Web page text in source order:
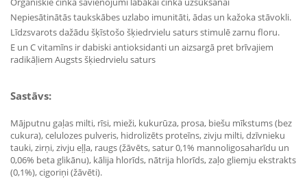
Nepiesātinātās taukskābes uzlabo imunitāti, ādas un kažoka stāvokli.
Līdzsvarots dažādu šķīstošo šķiedrvielu saturs stimulē zarnu floru.
E un C vitamīns ir dabiski antioksidanti un aizsargā pret brīvajiem
radikāļiem Augsts šķiedrvielu saturs
Sastāvs:
Mājputnu gaļas milti, rīsi, mieži, kukurūza, prosa, biešu mīkstums (bez
cukura), celulozes pulveris, hidrolizēts proteīns, zivju milti, dzīvnieku
tauki, zirņi, zivju eļļa, raugs (žāvēts, satur 0,1% mannoligosaharīdu un
0,06% beta glikānu), kālija hlorīds, nātrija hlorīds, zaļo gliemju ekstrakts
(0,1%), cigoriņi (žāvēti).